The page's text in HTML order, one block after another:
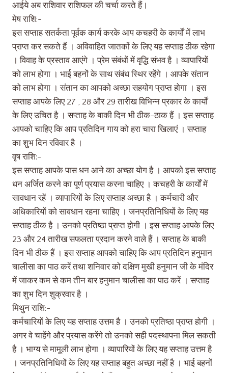
आईये अब राशिवार राशिफल की चर्चा करते हैं।
मेष राशि:-
इस सप्ताह सतर्कता पूर्वक कार्य करके आप कचहरी के कार्यों में लाभ
प्राप्त कर सकते हैं । अविवाहित जातकों के लिए यह सप्ताह ठीक रहेगा
। विवाह के प्रस्ताव आएंगे । प्रेम संबंधों में वृद्धि संभव है । व्यापारियों
को लाभ होगा । भाई बहनों के साथ संबंध स्थिर रहेंगे । आपके संतान
को लाभ होगा । संतान का आपको अच्छा सहयोग प्राप्त होगा । इस
सप्ताह आपके लिए 27 , 28 और 29 तारीख विभिन्न प्रकार के कार्यों
के लिए उचित है । सप्ताह के बाकी दिन भी ठीक-ठाक हैं । इस सप्ताह
आपको चाहिए कि आप प्रतिदिन गाय को हरा चारा खिलाएं । सप्ताह
का शुभ दिन रविवार है ।
वृष राशि:-
इस सप्ताह आपके पास धन आने का अच्छा योग है । आपको इस सप्ताह
धन अर्जित करने का पूर्ण प्रयास करना चाहिए । कचहरी के कार्यों में
सावधान रहें । व्यापारियों के लिए सप्ताह अच्छा है । कर्मचारी और
अधिकारियों को सावधान रहना चाहिए । जनप्रतिनिधियों के लिए यह
सप्ताह ठीक है । उनको प्रतिष्ठा प्राप्त होगी । इस सप्ताह आपके लिए
23 और 24 तारीख सफलता प्रदान करने वाले हैं । सप्ताह के बाकी
दिन भी ठीक हैं । इस सप्ताह आपको चाहिए कि आप प्रतिदिन हनुमान
चालीसा का पाठ करें तथा शनिवार को दक्षिण मुखी हनुमान जी के मंदिर
में जाकर कम से कम तीन बार हनुमान चालीसा का पाठ करें । सप्ताह
का शुभ दिन शुक्रवार है ।
मिथुन राशि:-
कर्मचारियों के लिए यह सप्ताह उत्तम है । उनको प्रतिष्ठा प्राप्त होगी ।
अगर वे चाहेंगे और प्रयास करेंगे तो उनको सही पदस्थापना मिल सकती
है । भाग्य से मामूली लाभ होगा । व्यापारियों के लिए यह सप्ताह उत्तम है
। जनप्रतिनिधियों के लिए यह सप्ताह बहुत अच्छा नहीं है । भाई बहनों